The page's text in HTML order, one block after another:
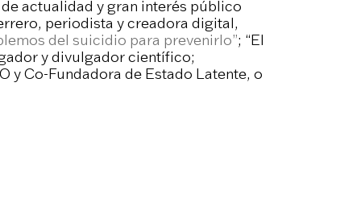
actualidad y gran interés público
periodista y creadora digital,
del suicidio para prevenirlo”; “El
y divulgador científico;
y Co-Fundadora de Estado Latente, o